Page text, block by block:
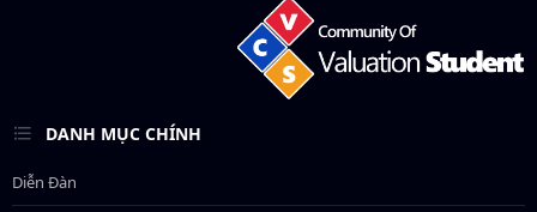
DANH MỤC CHÍNH
Diễn Đàn